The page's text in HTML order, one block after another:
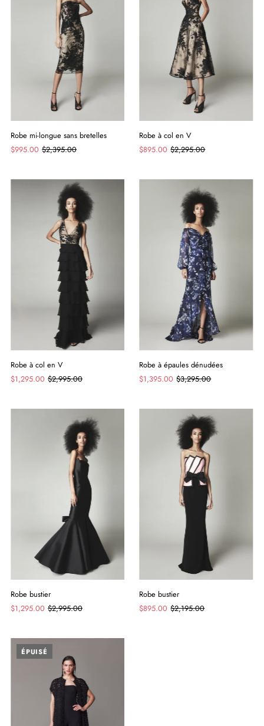
Robe mi-longue sans bretelles
$995.00 $2,395.00
Robe à col en V
$895.00 $2,295.00
Robe à col en V
$1,295.00 $2,995.00
Robe à épaules dénudées
$1,395.00 $3,295.00
Robe bustier
$1,295.00 $2,995.00
Robe bustier
$895.00 $2,195.00
ÉPUISÉ